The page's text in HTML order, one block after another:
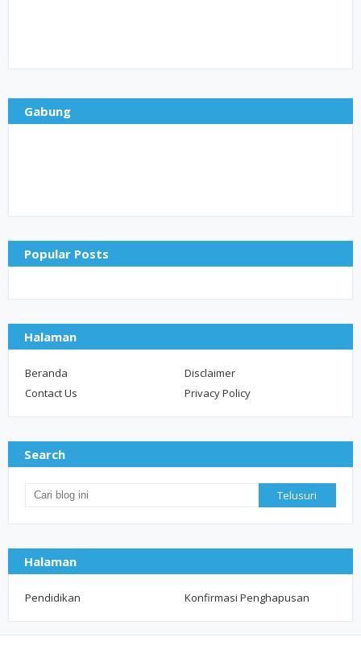
Gabung
Popular Posts
Halaman
Beranda
Disclaimer
Contact Us
Privacy Policy
Search
Halaman
Pendidikan Konfirmasi Penghapusan